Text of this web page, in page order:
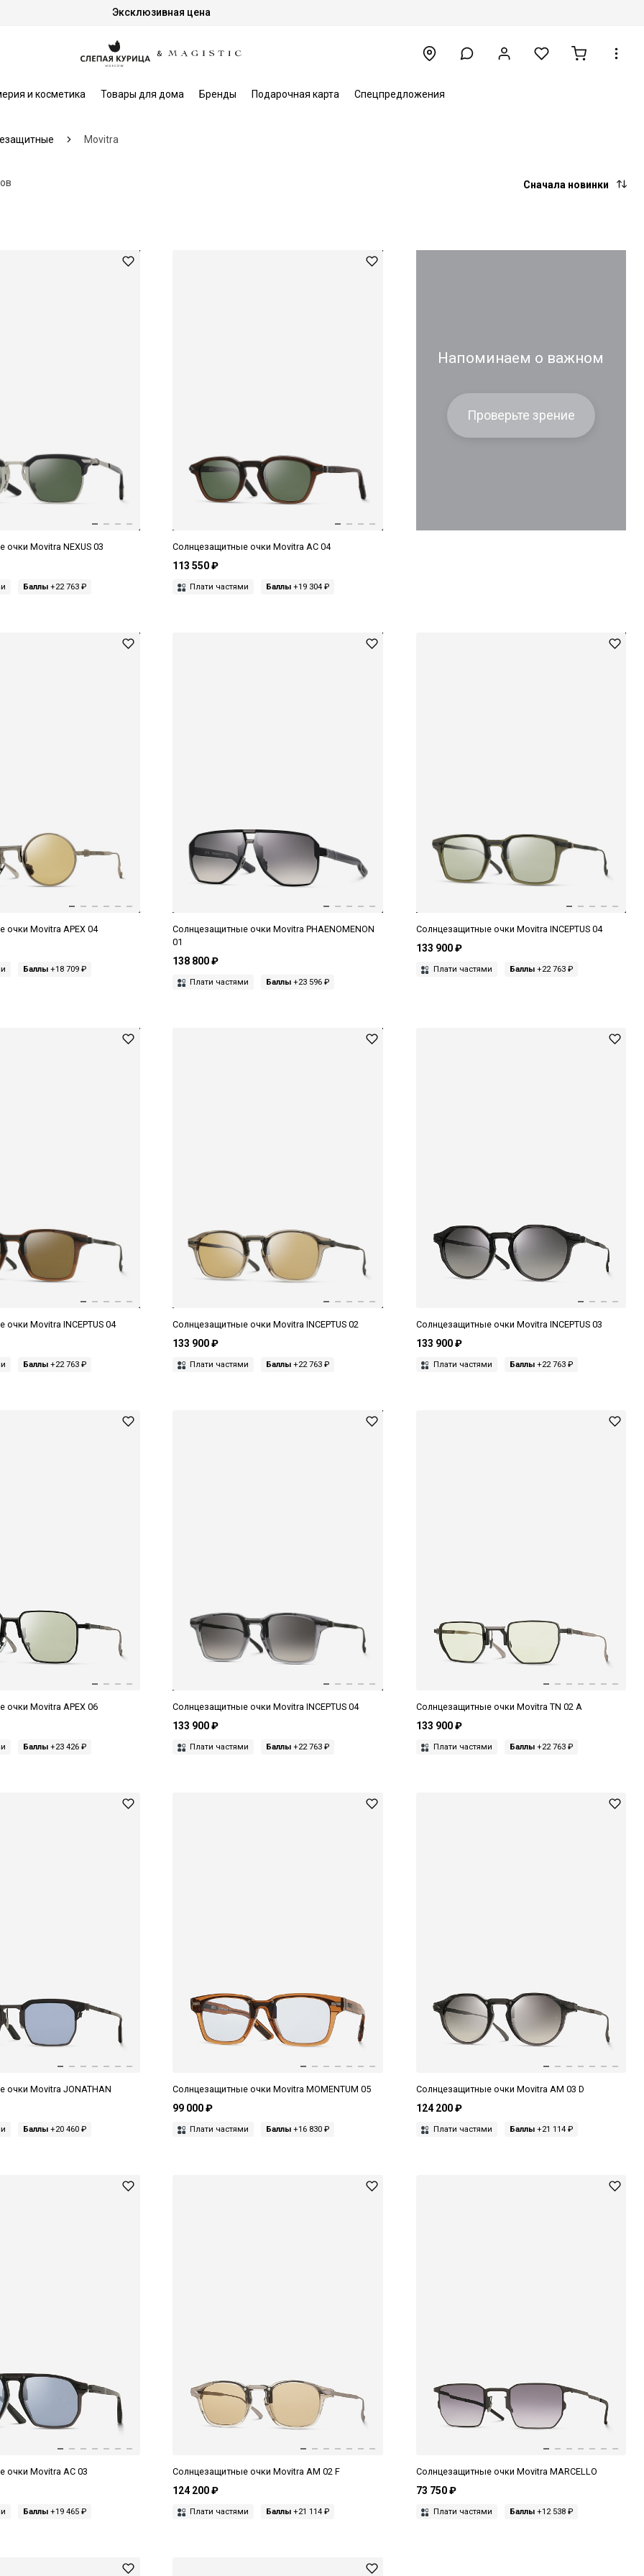
Эксклюзивная цена
и косметика Товары для дома Бренды Подарочная карта Спецпредложения
Movitra
Сначала новинки
Movitra NEXUS 03
Баллы +22 763 ₽
Солнцезащитные очки Movitra AC 04
113 550 ₽
Плати частями Баллы +19 304 ₽
Напоминаем о важном
Проверьте зрение
очки Movitra APEX 04
Баллы +18 709 ₽
Солнцезащитные очки Movitra PHAENOMENON
01
138 800 ₽
Плати частями Баллы +23 596 ₽
Солнцезащитные очки Movitra INCEPTUS 04
133 900 ₽
Плати частями Баллы+22 763 ₽
Movitra INCEPTUS 04
Баллы +22 763 ₽
Солнцезащитные очки Movitra INCEPTUS 02
133 900 ₽
Плати частями Баллы +22 763 ₽
Солнцезащитные очки Movitra INCEPTUS 03
133 900 ₽
Плати частями Баллы+22 763 ₽
очки Movitra APEX 06
Баллы +23 426 ₽
Солнцезащитные очки Movitra INCEPTUS 04
133 900 ₽
Плати частями Баллы +22 763 ₽
Солнцезащитные очки Movitra TN 02 A
133 900 ₽
Плати частями Баллы+22 763 ₽
очки Movitra JONATHAN
Баллы +20 460 ₽
Солнцезащитные очки Movitra MOMENTUM 05
99 000 ₽
Плати частями Баллы +16 830 ₽
Солнцезащитные очки Movitra AM 03 D
124 200 ₽
Плати частями Баллы+21 114 ₽
очки Movitra AC 03
Баллы +19 465 ₽
Солнцезащитные очки Movitra AM 02 F
124 200 ₽
Плати частями Баллы +21 114 ₽
Солнцезащитные очки Movitra MARCELLO
73 750 ₽
Плати частями Баллы+12 538 ₽